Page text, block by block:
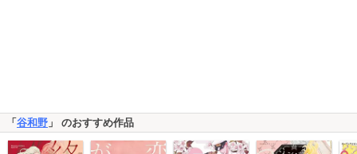
「 谷和野 」 のおすすめ作品